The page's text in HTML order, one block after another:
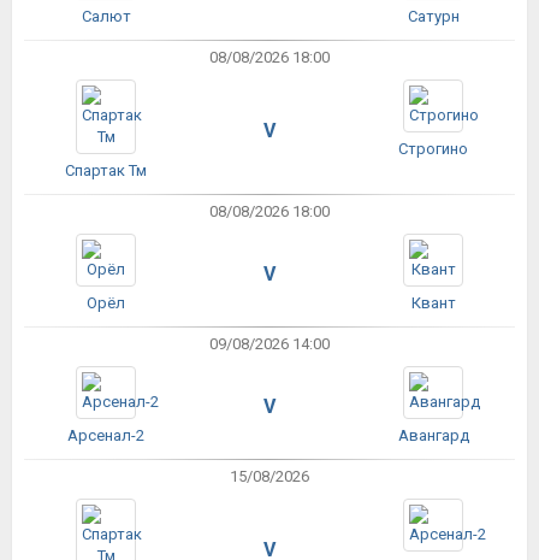
Салют Сатурн
08/08/2026 18:00
Спартак Тм
V
Строгино
08/08/2026 18:00
Орёл
V
Квант
09/08/2026 14:00
Арсенал-2
V
Авангард
15/08/2026
V